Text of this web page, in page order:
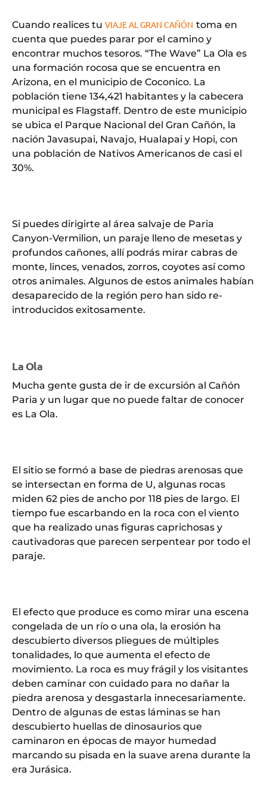
Cuando realices tu VIAJE AL GRAN CAÑÓN toma en
cuenta que puedes parar por el camino y
encontrar muchos tesoros. “The Wave” La Ola es
una formación rocosa que se encuentra en
Arizona, en el municipio de Coconico. La
población tiene 134,421 habitantes y la cabecera
municipal es Flagstaff. Dentro de este municipio
se ubica el Parque Nacional del Gran Cañón, la
nación Javasupai, Navajo, Hualapai y Hopi, con
una población de Nativos Americanos de casi el
30%.
Si puedes dirigirte al área salvaje de Paria
Canyon-Vermilion, un paraje lleno de mesetas y
profundos cañones, allí podrás mirar cabras de
monte, linces, venados, zorros, coyotes así como
otros animales. Algunos de estos animales habían
desaparecido de la región pero han sido re-
introducidos exitosamente.
La Ola
Mucha gente gusta de ir de excursión al Cañón
Paria y un lugar que no puede faltar de conocer
es La Ola.
El sitio se formó a base de piedras arenosas que
se intersectan en forma de U, algunas rocas
miden 62 pies de ancho por 118 pies de largo. El
tiempo fue escarbando en la roca con el viento
que ha realizado unas figuras caprichosas y
cautivadoras que parecen serpentear por todo el
paraje.
El efecto que produce es como mirar una escena
congelada de un río o una ola, la erosión ha
descubierto diversos pliegues de múltiples
tonalidades, lo que aumenta el efecto de
movimiento. La roca es muy frágil y los visitantes
deben caminar con cuidado para no dañar la
piedra arenosa y desgastarla innecesariamente.
Dentro de algunas de estas láminas se han
descubierto huellas de dinosaurios que
caminaron en épocas de mayor humedad
marcando su pisada en la suave arena durante la
era Jurásica.